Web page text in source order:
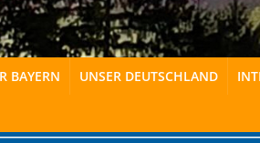
Von
BAYERN UNSER DEUTSCHLAND